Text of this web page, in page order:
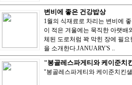
변비에 좋은 건강밥상
1월의 식재료로 차리는 변비에
이 적은 겨울에는 묵직한 아랫배
체된 도로처럼 꽉 막힌 장에 필
을 소개한다.JANUARY'S ..
"봉골레스파게티와 케이준치
"봉골레스파게티와 케이준치킨